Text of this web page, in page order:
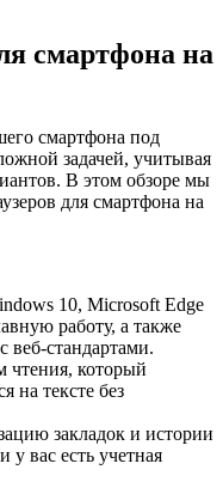
смартфона на
смартфона под
задачей, учитывая
В этом обзоре мы
для смартфона на
10, Microsoft Edge
работу, а также
веб-стандартами.
чтения, который
на тексте без
закладок и истории
у вас есть учетная